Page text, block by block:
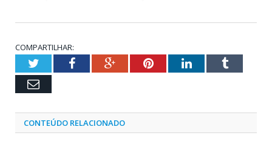
COMPARTILHAR:
TwitterFacebookGoogle+PinterestLinkedInTumblr
Email
CONTEÚDO RELACIONADO